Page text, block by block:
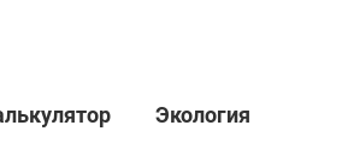
Экология